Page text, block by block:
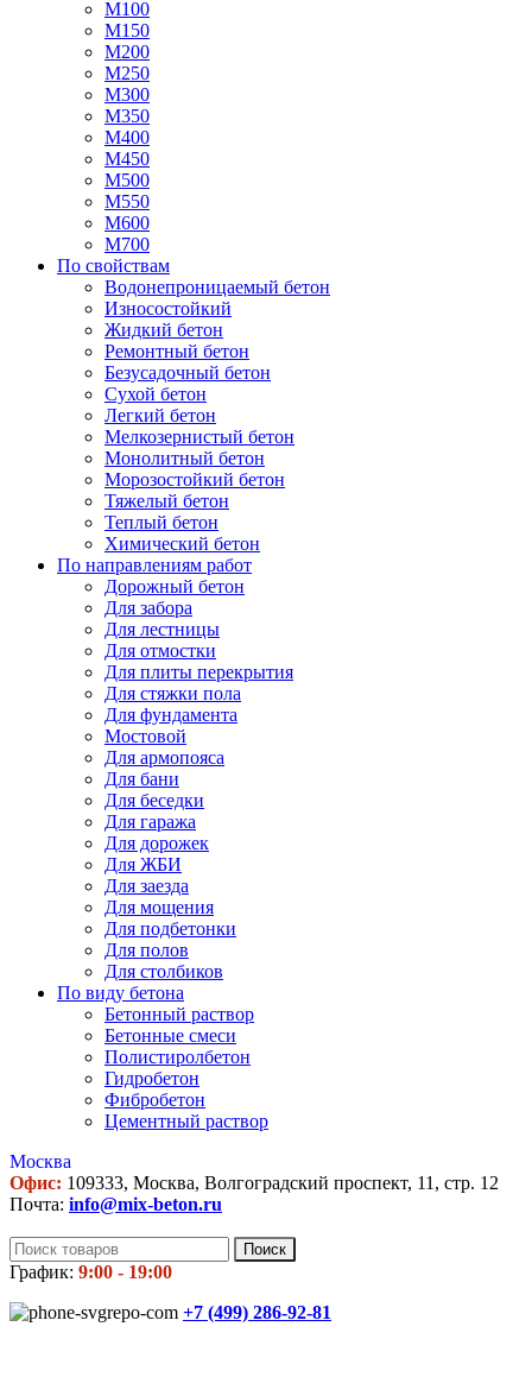
М100
М150
М200
М250
М300
М350
М400
М450
М500
М550
М600
М700
По свойствам
Водонепроницаемый бетон
Износостойкий
Жидкий бетон
Ремонтный бетон
Безусадочный бетон
Сухой бетон
Легкий бетон
Мелкозернистый бетон
Монолитный бетон
Морозостойкий бетон
Тяжелый бетон
Теплый бетон
Химический бетон
По направлениям работ
Дорожный бетон
Для забора
Для лестницы
Для отмостки
Для плиты перекрытия
Для стяжки пола
Для фундамента
Мостовой
Для армопояса
Для бани
Для беседки
Для гаража
Для дорожек
Для ЖБИ
Для заезда
Для мощения
Для подбетонки
Для полов
Для столбиков
По виду бетона
Бетонный раствор
Бетонные смеси
Полистиролбетон
Гидробетон
Фибробетон
Цементный раствор
Москва
Офис: 109333, Москва, Волгоградский проспект, 11, стр. 12
Почта: info@mix-beton.ru
Поиск
График: 9:00 - 19:00
+7 (499) 286-92-81